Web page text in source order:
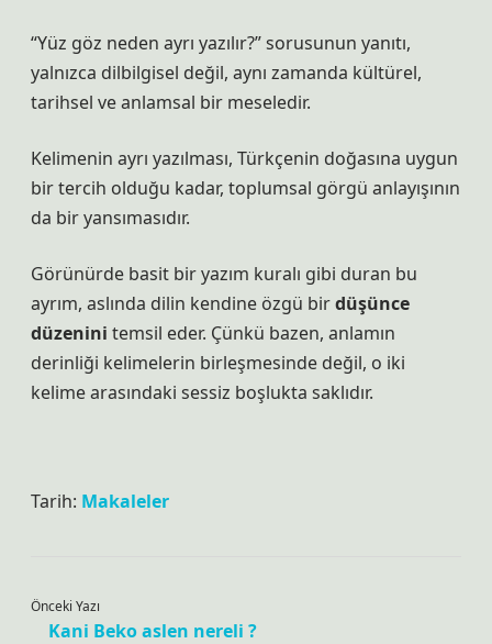
“Yüz göz neden ayrı yazılır?” sorusunun yanıtı,
yalnızca dilbilgisel değil, aynı zamanda kültürel,
tarihsel ve anlamsal bir meseledir.
Kelimenin ayrı yazılması, Türkçenin doğasına uygun
bir tercih olduğu kadar, toplumsal görgü anlayışının
da bir yansımasıdır.
Görünürde basit bir yazım kuralı gibi duran bu
ayrım, aslında dilin kendine özgü birdüşünce
düzenini temsil eder. Çünkü bazen, anlamın
derinliği kelimelerin birleşmesinde değil, o iki
kelime arasındaki sessiz boşlukta saklıdır.
Tarih: Makaleler
Önceki Yazı
Kani Beko aslen nereli ?